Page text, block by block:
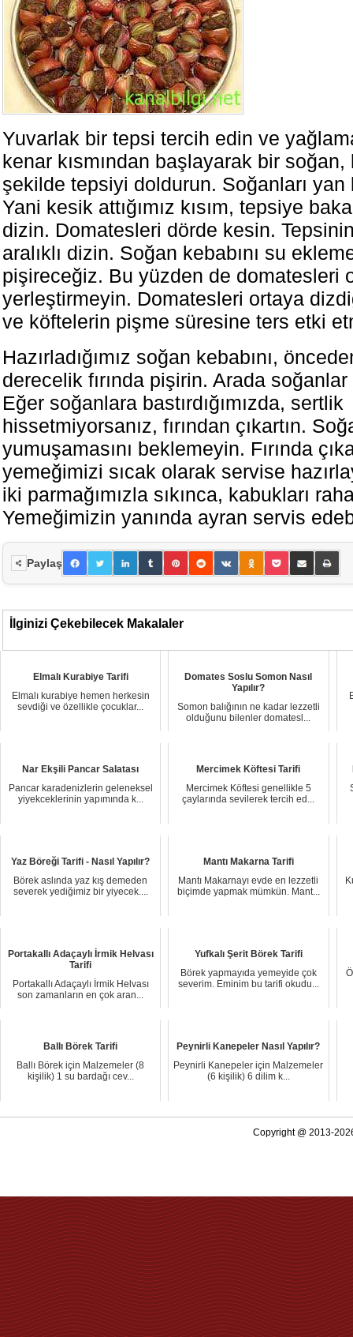
Yuvarlak bir tepsi tercih edin ve
kenar kısmından başlayarak bir
şekilde tepsiyi doldurun. Soğanları
Yani kesik attığımız kısım, tepsiye
dizin. Domatesleri dörde kesin.
aralıklı dizin. Soğan kebabını su
pişireceğiz. Bu yüzden de domatesleri
yerleştirmeyin. Domatesleri ortaya
ve köftelerin pişme süresine ters etki
Hazırladığımız soğan kebabını,
derecelik fırında pişirin. Arada
Eğer soğanlara bastırdığımızda, sertlik
hissetmiyorsanız, fırından çıkartın.
yumuşamasını beklemeyin. Fırında
yemeğimizi sıcak olarak servise
iki parmağımızla sıkınca, kabukları
Yemeğimizin yanında ayran servis
Paylaş
İlginizi Çekebilecek Makalaler
Elmalı Kurabiye Tarifi
Elmalı kurabiye hemen herkesin
sevdiği ve özellikle çocuklar...
Domates Soslu Somon Nasıl
Yapılır?
Somon balığının ne kadar lezzetli
olduğunu bilenler domatesl...
Nar Ekşili Pancar Salatası
Pancar karadenizlerin geleneksel
yiyekceklerinin yapımında k...
Mercimek Köftesi Tarifi
Mercimek Köftesi genellikle 5
çaylarında sevilerek tercih ed...
Yaz Böreği Tarifi - Nasıl Yapılır?
Börek aslında yaz kış demeden
severek yediğimiz bir yiyecek....
Mantı Makarna Tarifi
Mantı Makarnayı evde en lezzetli
biçimde yapmak mümkün. Mant...
Portakallı Adaçaylı İrmik Helvası
Tarifi
Portakallı Adaçaylı İrmik Helvası
son zamanların en çok aran...
Yufkalı Şerit Börek Tarifi
Börek yapmayıda yemeyide çok
severim. Eminim bu tarifi okudu...
Ballı Börek Tarifi
Ballı Börek için Malzemeler (8
kişilik) 1 su bardağı cev...
Peynirli Kanepeler Nasıl Yapılır?
Peynirli Kanepeler için Malzemeler
(6 kişilik) 6 dilim k...
Copyright @ 2013-